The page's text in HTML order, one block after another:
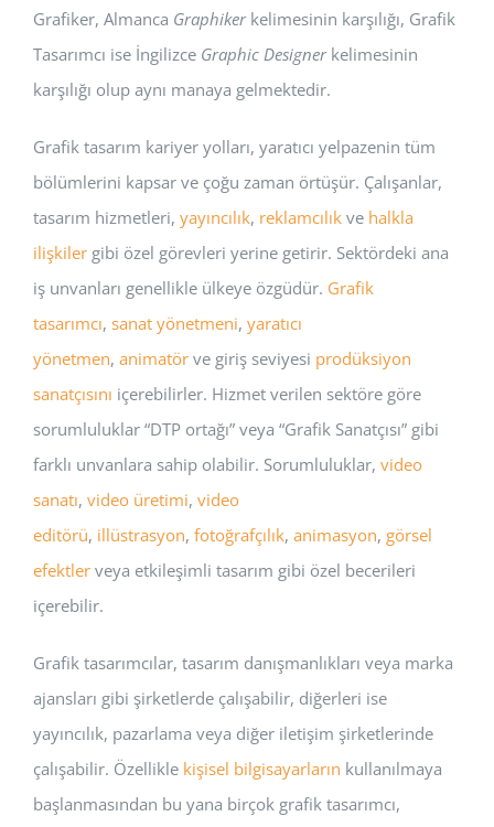
Grafiker, Almanca Graphikerkelimesinin karşılığı, Grafik
Tasarımcı ise İngilizce Graphic Designerkelimesinin
karşılığı olup aynı manaya gelmektedir.
Grafik tasarım kariyer yolları, yaratıcı yelpazenin tüm
bölümlerini kapsar ve çoğu zaman örtüşür. Çalışanlar,
tasarım hizmetleri, yayıncılık, reklamcılık ve halkla
ilişkiler gibi özel görevleri yerine getirir. Sektördeki ana
iş unvanları genellikle ülkeye özgüdür. Grafik
tasarımcı, sanat yönetmeni, yaratıcı
yönetmen, animatör ve giriş seviyesi prodüksiyon
sanatçısını içerebilirler. Hizmet verilen sektöre göre
sorumluluklar “DTP ortağı” veya “Grafik Sanatçısı” gibi
farklı unvanlara sahip olabilir. Sorumluluklar, video
sanatı, video üretimi, video
editörü, illüstrasyon, fotoğrafçılık, animasyon, görsel
efektler veya etkileşimli tasarım gibi özel becerileri
içerebilir.
Grafik tasarımcılar, tasarım danışmanlıkları veya marka
ajansları gibi şirketlerde çalışabilir, diğerleri ise
yayıncılık, pazarlama veya diğer iletişim şirketlerinde
çalışabilir. Özellikle kişisel bilgisayarların kullanılmaya
başlanmasından bu yana birçok grafik tasarımcı,